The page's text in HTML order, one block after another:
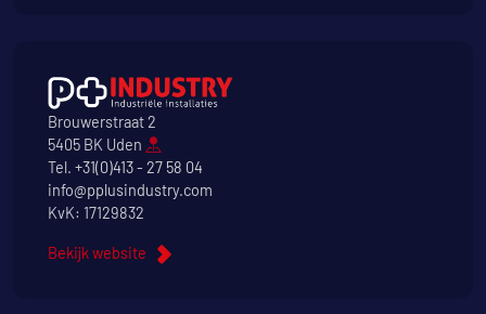
Brouwerstraat 2
5405 BK Uden
Tel. +31(0)413 - 27 58 04
info@pplusindustry.com
KvK: 17129832
Bekijk website